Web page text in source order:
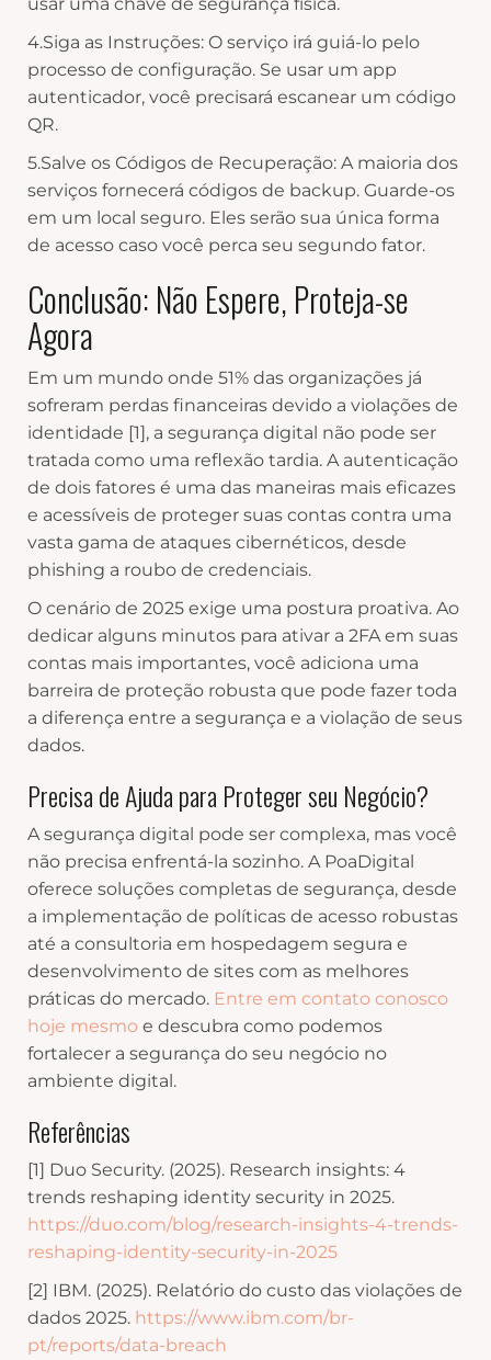
4.Siga as Instruções: O serviço irá guiá-lo pelo
processo de configuração. Se usar um app
autenticador, você precisará escanear um código
QR.
5.Salve os Códigos de Recuperação: A maioria dos
serviços fornecerá códigos de backup. Guarde-os
em um local seguro. Eles serão sua única forma
de acesso caso você perca seu segundo fator.
Conclusão: Não Espere, Proteja-se
Agora
Em um mundo onde 51% das organizações já
sofreram perdas financeiras devido a violações de
identidade [1], a segurança digital não pode ser
tratada como uma reflexão tardia. A autenticação
de dois fatores é uma das maneiras mais eficazes
e acessíveis de proteger suas contas contra uma
vasta gama de ataques cibernéticos, desde
phishing a roubo de credenciais.
O cenário de 2025 exige uma postura proativa. Ao
dedicar alguns minutos para ativar a 2FA em suas
contas mais importantes, você adiciona uma
barreira de proteção robusta que pode fazer toda
a diferença entre a segurança e a violação de seus
dados.
Precisa de Ajuda para Proteger seu Negócio?
A segurança digital pode ser complexa, mas você
não precisa enfrentá-la sozinho. A PoaDigital
oferece soluções completas de segurança, desde
a implementação de políticas de acesso robustas
até a consultoria em hospedagem segura e
desenvolvimento de sites com as melhores
práticas do mercado. Entre em contato conosco
hoje mesmo e descubra como podemos
fortalecer a segurança do seu negócio no
ambiente digital.
Referências
[1] Duo Security. (2025). Research insights: 4
trends reshaping identity security in 2025.
https://duo.com/blog/research-insights-4-trends-
reshaping-identity-security-in-2025
[2] IBM. (2025). Relatório do custo das violações de
dados 2025. https://www.ibm.com/br-
pt/reports/data-breach